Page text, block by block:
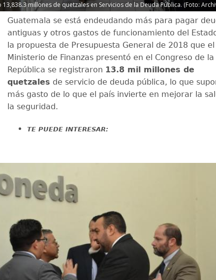
millones de quetzales en Servicios de la Deuda Pública. (Foto:
Guatemala se está endeudando más para pagar
antiguas y otros gastos de funcionamiento del
la propuesta de Presupuesta General de 2018 que el
Ministerio de Finanzas presentó en el Congreso de la
República se registraron 13.8 mil millones de
quetzales de servicio de deuda pública, lo que
más gasto de lo que el país invierte en mejorar la
la seguridad.
TE PUEDE INTERESAR: